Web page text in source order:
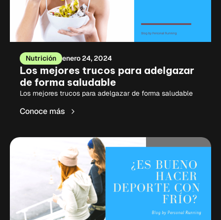
Nutrición enero 24, 2024
Los mejores trucos para adelgazar
de forma saludable
Los mejores trucos para adelgazar de forma saludable
Conoce más